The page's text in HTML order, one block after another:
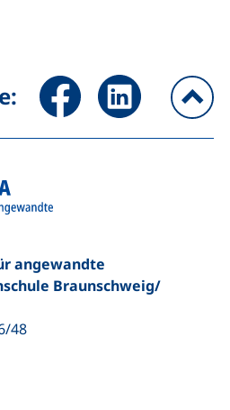
Seite über Facebook teilen
Seite über
angewandte
Braunschweig/​
48
Link, öffnet neues Fenster)
einen Telefonanruf, wenn Ihr